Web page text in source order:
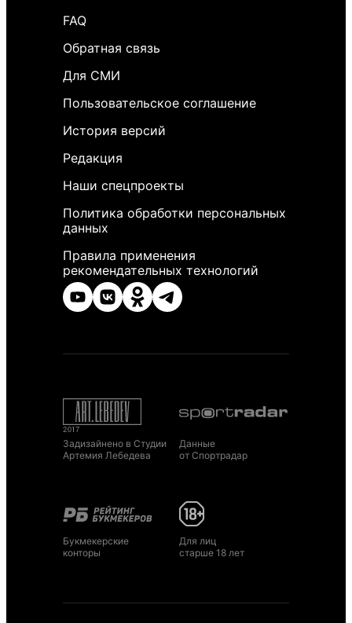
FAQ
Обратная связь
Для СМИ
Пользовательское соглашение
История версий
Редакция
Наши спецпроекты
Политика обработки персональных
данных
Правила применения
рекомендательных технологий
Задизайнено в Студии
Артемия Лебедева
Данные
от Спортрадар
Букмекерские
конторы
Для лиц
старше 18 лет